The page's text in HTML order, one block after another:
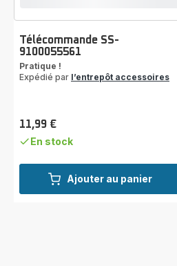
Ajouter au panier
Télécommande SS-
9100055561
Pratique !
Expédié par l’entrepôt accessoires
Prix
11,99 €
En stock